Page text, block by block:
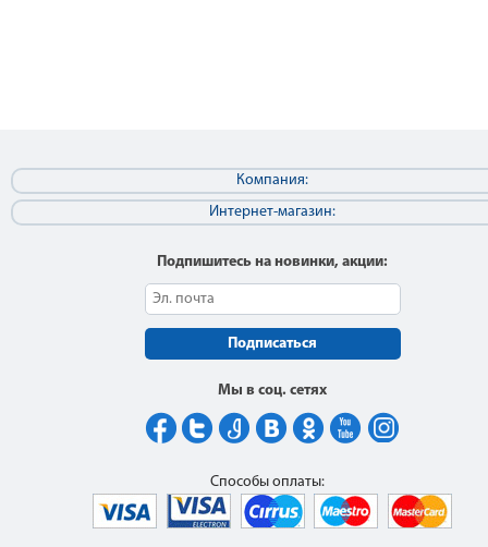
Компания:
Интернет-магазин:
Подпишитесь на новинки, акции:
Подписаться
Мы в соц. сетях
Способы оплаты: